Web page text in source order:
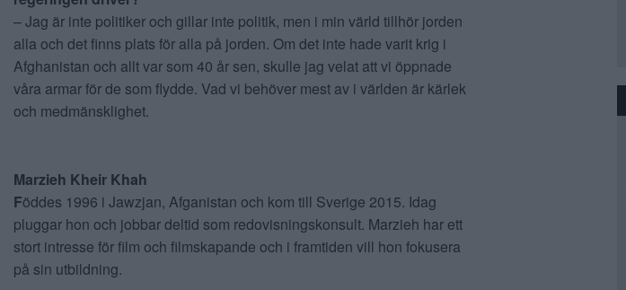
– Jag är inte politiker och gillar inte politik, men i min värld tillhör jorden
alla och det finns plats för alla på jorden. Om det inte hade varit krig i
Afghanistan och allt var som 40 år sen, skulle jag velat att vi öppnade
våra armar för de som flydde. Vad vi behöver mest av i världen är kärlek
och medmänsklighet.
Marzieh Kheir Khah
Föddes 1996 i Jawzjan, Afganistan och kom till Sverige 2015. Idag
pluggar hon och jobbar deltid som redovisningskonsult. Marzieh har ett
stort intresse för film och filmskapande och i framtiden vill hon fokusera
på sin utbildning.